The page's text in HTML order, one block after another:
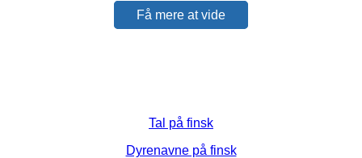
Få mere at vide
Tal på finsk
Dyrenavne på finsk